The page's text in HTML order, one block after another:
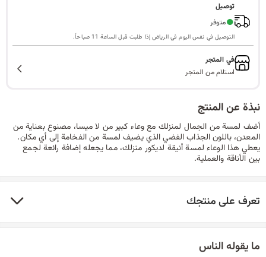
توصيل
●متوفر
التوصيل في نفس اليوم في الرياض إذا طلبت قبل الساعة 11 صباحاً.
في المتجر
استلام من المتجر
نبذة عن المنتج
أضف لمسة من الجمال لمنزلك مع وعاء كبير من لا ميسا، مصنوع بعناية من
المعدن، باللون الجذاب الفضي الذي يضيف لمسة من الفخامة إلى أي مكان.
يعطي هذا الوعاء لمسة أنيقة لديكور منزلك، مما يجعله إضافة رائعة لجمع
بين الأناقة والعملية.
تعرف على منتجك
ما يقوله الناس